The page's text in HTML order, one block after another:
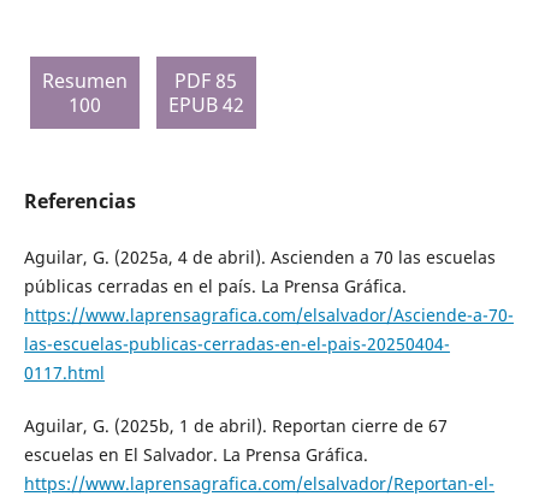
Resumen
100
PDF 85
EPUB 42
Referencias
Aguilar, G. (2025a, 4 de abril). Ascienden a 70 las escuelas
públicas cerradas en el país. La Prensa Gráfica.
https://www.laprensagrafica.com/elsalvador/Asciende-a-70-
las-escuelas-publicas-cerradas-en-el-pais-20250404-
0117.html
Aguilar, G. (2025b, 1 de abril). Reportan cierre de 67
escuelas en El Salvador. La Prensa Gráfica.
https://www.laprensagrafica.com/elsalvador/Reportan-el-